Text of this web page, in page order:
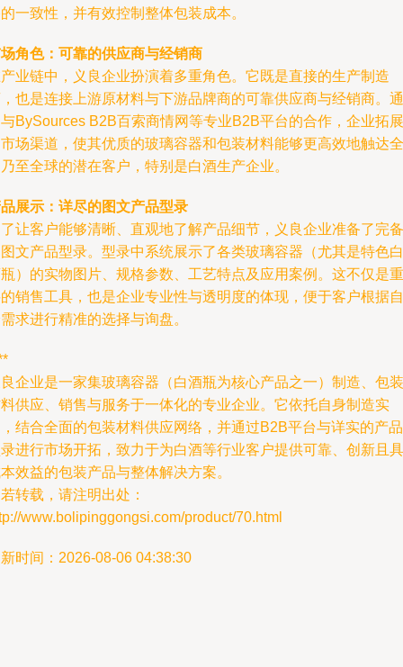
一致性，并有效控制整体包装成本。
角色：可靠的供应商与经销商
业链中，义良企业扮演着多重角色。它既是直接的生产制造
也是连接上游原材料与下游品牌商的可靠供应商与经销商。通
BySources B2B百索商情网等专业B2B平台的合作，企业拓展
场渠道，使其优质的玻璃容器和包装材料能够更高效地触达全
至全球的潜在客户，特别是白酒生产企业。
展示：详尽的图文产品型录
让客户能够清晰、直观地了解产品细节，义良企业准备了完备
文产品型录。型录中系统展示了各类玻璃容器（尤其是特色白
）的实物图片、规格参数、工艺特点及应用案例。这不仅是重
销售工具，也是企业专业性与透明度的体现，便于客户根据自
求进行精准的选择与询盘。
企业是一家集玻璃容器（白酒瓶为核心产品之一）制造、包装
供应、销售与服务于一体化的专业企业。它依托自身制造实
结合全面的包装材料供应网络，并通过B2B平台与详实的产品
进行市场开拓，致力于为白酒等行业客户提供可靠、创新且具
效益的包装产品与整体解决方案。
转载，请注明出处：
www.bolipinggongsi.com/product/70.html
时间：2026-08-06 04:38:30